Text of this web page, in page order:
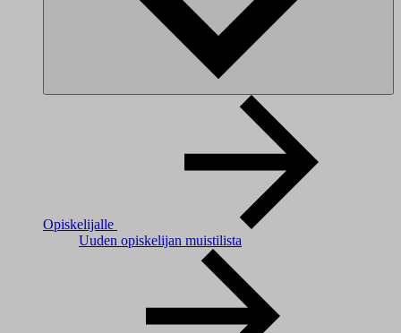
Opiskelijalle
Uuden opiskelijan muistilista